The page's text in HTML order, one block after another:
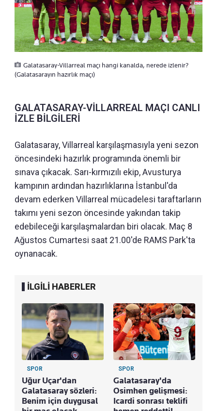
Galatasaray-Villarreal maçı hangi kanalda, nerede izlenir?
(Galatasarayın hazırlık maçı)
GALATASARAY-VİLLARREAL MAÇI CANLI
İZLE BİLGİLERİ
Galatasaray, Villarreal karşılaşmasıyla yeni sezon
öncesindeki hazırlık programında önemli bir
sınava çıkacak. Sarı-kırmızılı ekip, Avusturya
kampının ardından hazırlıklarına İstanbul'da
devam ederken Villarreal mücadelesi taraftarların
takımı yeni sezon öncesinde yakından takip
edebileceği karşılaşmalardan biri olacak. Maç 8
Ağustos Cumartesi saat 21.00'de RAMS Park'ta
oynanacak.
İLGİLİ HABERLER
SPOR
Uğur Uçar'dan
Galatasaray sözleri:
Benim için duygusal
SPOR
Galatasaray'da
Osimhen gelişmesi:
Icardi sonrası teklifi